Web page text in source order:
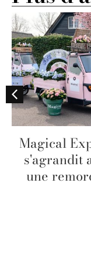
Magical
s'agrandit
une